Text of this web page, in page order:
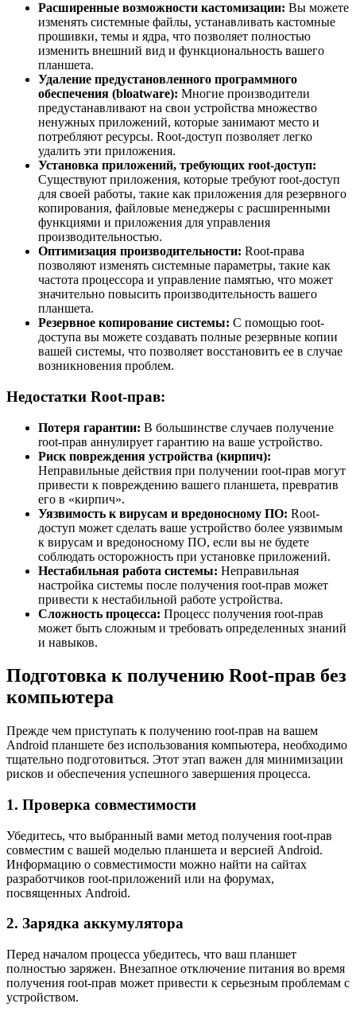
Расширенные возможности кастомизации: Вы можете
изменять системные файлы, устанавливать кастомные
прошивки, темы и ядра, что позволяет полностью
изменить внешний вид и функциональность вашего
планшета.
Удаление предустановленного программного
обеспечения (bloatware): Многие производители
предустанавливают на свои устройства множество
ненужных приложений, которые занимают место и
потребляют ресурсы. Root-доступ позволяет легко
удалить эти приложения.
Установка приложений, требующих root-доступ:
Существуют приложения, которые требуют root-доступ
для своей работы, такие как приложения для резервного
копирования, файловые менеджеры с расширенными
функциями и приложения для управления
производительностью.
Оптимизация производительности: Root-права
позволяют изменять системные параметры, такие как
частота процессора и управление памятью, что может
значительно повысить производительность вашего
планшета.
Резервное копирование системы: С помощью root-
доступа вы можете создавать полные резервные копии
вашей системы, что позволяет восстановить ее в случае
возникновения проблем.
Недостатки Root-прав:
Потеря гарантии: В большинстве случаев получение
root-прав аннулирует гарантию на ваше устройство.
Риск повреждения устройства (кирпич):
Неправильные действия при получении root-прав могут
привести к повреждению вашего планшета, превратив
его в «кирпич».
Уязвимость к вирусам и вредоносному ПО: Root-
доступ может сделать ваше устройство более уязвимым
к вирусам и вредоносному ПО, если вы не будете
соблюдать осторожность при установке приложений.
Нестабильная работа системы: Неправильная
настройка системы после получения root-прав может
привести к нестабильной работе устройства.
Сложность процесса: Процесс получения root-прав
может быть сложным и требовать определенных знаний
и навыков.
Подготовка к получению Root-прав без
компьютера
Прежде чем приступать к получению root-прав на вашем
Android планшете без использования компьютера, необходимо
тщательно подготовиться. Этот этап важен для минимизации
рисков и обеспечения успешного завершения процесса.
1. Проверка совместимости
Убедитесь, что выбранный вами метод получения root-прав
совместим с вашей моделью планшета и версией Android.
Информацию о совместимости можно найти на сайтах
разработчиков root-приложений или на форумах,
посвященных Android.
2. Зарядка аккумулятора
Перед началом процесса убедитесь, что ваш планшет
полностью заряжен. Внезапное отключение питания во время
получения root-прав может привести к серьезным проблемам с
устройством.